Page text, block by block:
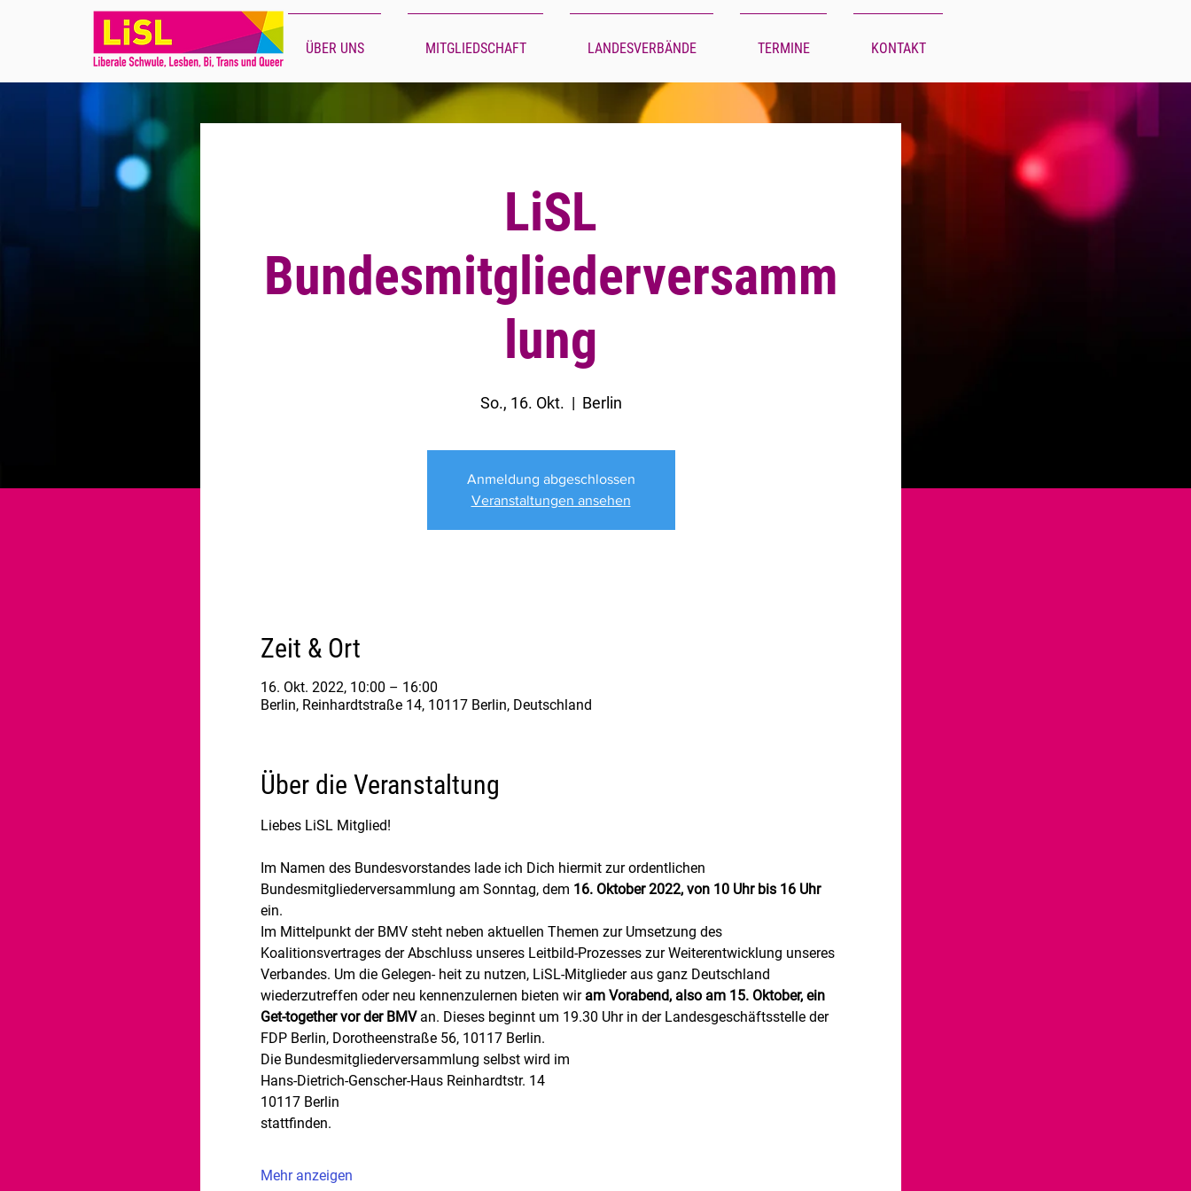
ÜBER UNS MITGLIEDSCHAFT LANDESVERBÄNDE TERMINE KONTAKT
LiSL
Bundesmitgliederversamm
lung
So., 16. Okt.
  |
Berlin
Anmeldung abgeschlossen
Veranstaltungen ansehen
Zeit & Ort
16. Okt. 2022, 10:00 – 16:00
Berlin, Reinhardtstraße 14, 10117 Berlin, Deutschland
Über die Veranstaltung
Im Namen des Bundesvorstandes lade ich Dich hiermit zur ordentlichen
Bundesmitgliederversammlung am Sonntag, dem 16. Oktober 2022, von 10 Uhr bis 16 Uhr
ein.
Im Mittelpunkt der BMV steht neben aktuellen Themen zur Umsetzung des
Koalitionsvertrages der Abschluss unseres Leitbild-Prozesses zur Weiterentwicklung unseres
Verbandes. Um die Gelegen- heit zu nutzen, LiSL-Mitglieder aus ganz Deutschland
wiederzutreffen oder neu kennenzulernen bieten wir am Vorabend, also am 15. Oktober, ein
Get-together vor der BMV an. Dieses beginnt um 19.30 Uhr in der Landesgeschäftsstelle der
FDP Berlin, Dorotheenstraße 56, 10117 Berlin.
Die Bundesmitgliederversammlung selbst wird im
Hans-Dietrich-Genscher-Haus Reinhardtstr. 14
10117 Berlin
Mehr anzeigen